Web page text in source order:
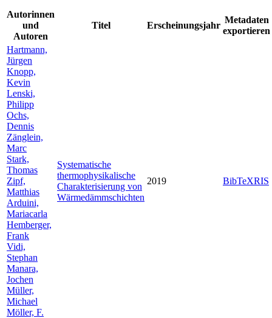
Autorinnen
und
Autoren
Titel Erscheinungsjahr
Metadaten
exportieren
Hartmann,
Jürgen
Knopp,
Kevin
Lenski,
Philipp
Ochs,
Dennis
Zänglein,
Marc
Stark,
Thomas
Zipf,
Matthias
Arduini,
Mariacarla
Hemberger,
Frank
Vidi,
Stephan
Manara,
Jochen
Müller,
Michael
Möller, F.
Systematische
thermophysikalische
Charakterisierung von
Wärmedämmschichten
2019 BibTeXRIS